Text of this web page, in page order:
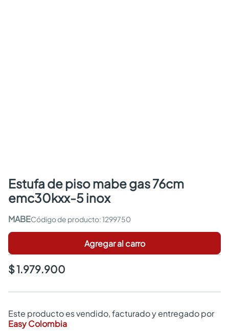
estufa de piso mabe gas 76cm
emc30kxx-5 inox
MABE :1299750
Agregar al carro
$ 1.979.900
Este producto es vendido, facturado y entregado por
Easy Colombia